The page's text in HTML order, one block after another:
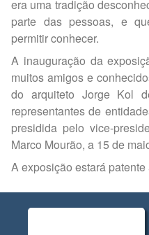
era uma tradição
parte das pessoas, e
permitir conhecer.
A inauguração da
muitos amigos e
do arquiteto Jorge Kol
representantes de
presidida pelo vice-
Marco Mourão, a 15 de
A exposição estará